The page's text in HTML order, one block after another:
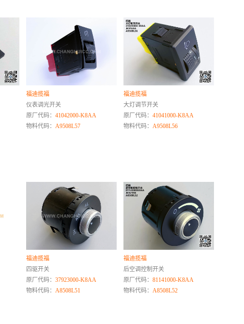
福迪揽福
仪表调光开关
原厂代码：41042000-K8AA
物料代码：A9508L57
福迪揽福
大灯调节开关
原厂代码：41041000-K8AA
物料代码：A9508L56
福迪揽福
四驱开关
原厂代码：37923000-K8AA
物料代码：A8508L51
福迪揽福
后空调控制开关
原厂代码：81141000-K8AA
物料代码：A8508L52